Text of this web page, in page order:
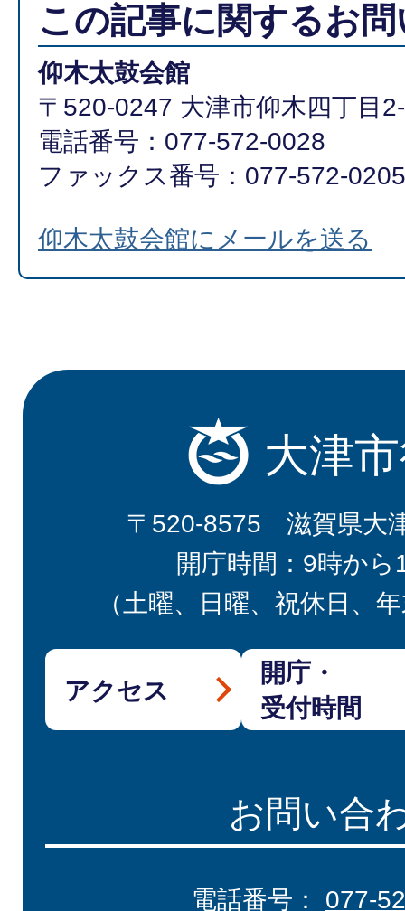
この記事に関するお
仰木太鼓会館
〒520-0247 大津市仰木四丁目
電話番号：077-572-0028
ファックス番号：077-572-0205
仰木太鼓会館にメールを送る
大津
〒520-8575 滋賀県大
開庁時間：9時から
（土曜、日曜、祝休日、
アクセス
開庁・
受付時間
お問い合
電話番号： 077-